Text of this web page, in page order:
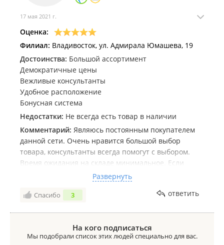
17 мая 2021 г.
Оценка:
Филиал: Владивосток, ул. Адмирала Юмашева, 19
Достоинства: Большой ассортимент
Демократичные цены
Вежливые консультанты
Удобное расположение
Бонусная система
Недостатки: Не всегда есть товар в наличии
Комментарий: Являюсь постоянным покупателем
данной сети. Очень нравится большой выбор
товара, консультанты всегда помогут с выбором.
Время ожидания на складе минимальное. Если
товар тяжёлый или габаритные, можно подъехать
на машине к воротам.
Развернуть
Спасибо 3 ответить
На кого подписаться
Мы подобрали список этих людей специально для вас.